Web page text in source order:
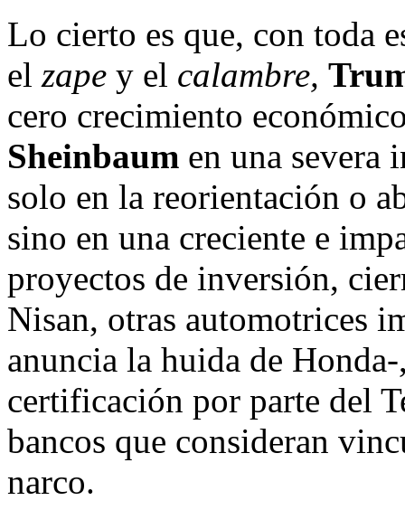
Lo cierto es que, con toda
el zape y el calambre,
cero crecimiento
Sheinbaum en una severa
solo en la reorientación o
sino en una creciente e
proyectos de inversión,
Nisan, otras automotrices
anuncia la huida de
certificación por parte del
bancos que consideran
narco.